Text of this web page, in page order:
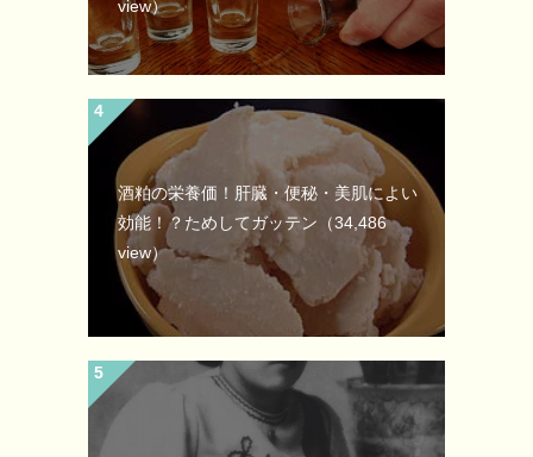
view）
酒粕の栄養価！肝臓・便秘・美肌によい
効能！？ためしてガッテン （34,486
view）